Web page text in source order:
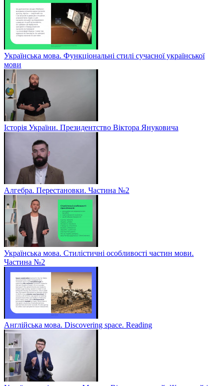
Українська мова. Функціональні стилі сучасної української
мови
Історія України. Президентство Віктора Януковича
Алгебра. Перестановки. Частина №2
Українська мова. Стилістичні особливості частин мови.
Частина №2
Англійська мова. Discovering space. Reading